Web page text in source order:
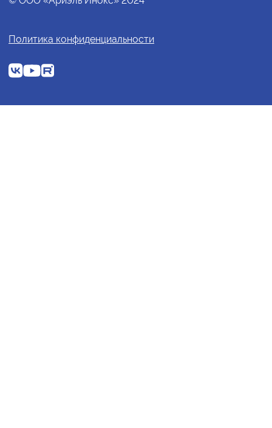
Политика конфиденциальности